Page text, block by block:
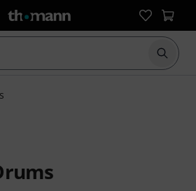
Iniciar